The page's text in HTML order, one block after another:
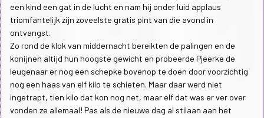
een kind een gat in de lucht en nam hij onder luid applaus
triomfantelijk zijn zoveelste gratis pint van die avond in
ontvangst.
Zo rond de klok van middernacht bereikten de palingen en de
konijnen altijd hun hoogste gewicht en probeerde Pjeerke de
leugenaar er nog een schepke bovenop te doen door voorzichtig
nog een haas van elf kilo te schieten. Maar daar werd niet
ingetrapt, tien kilo dat kon nog net, maar elf dat was er ver over
vonden ze allemaal! Pas als de nieuwe dag al stilaan aan het